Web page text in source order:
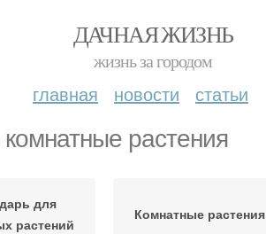
ДАЧНАЯ ЖИЗНЬ
жизнь за городом
главная новости статьи
растения
для
растений
Комнатные растения